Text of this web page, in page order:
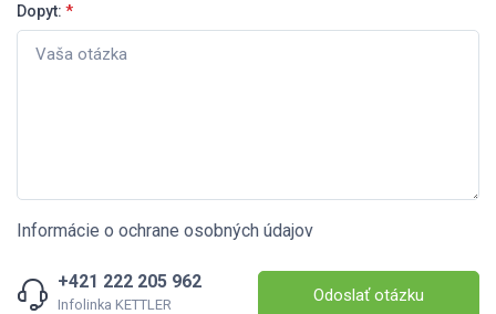
Dopyt: *
Informácie o ochrane osobných údajov
+421 222 205 962
Infolinka KETTLER Odoslať otázku